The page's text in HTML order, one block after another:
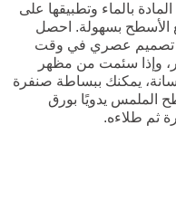
بالماء وتطبيقها على
الأسطح بسهولة. احصل
تصميم عصري في وقت
وإذا سئمت من مظهر
يمكنك ببساطة صنفرة
الملمس يدويًا بورق
ثم طلاءه.